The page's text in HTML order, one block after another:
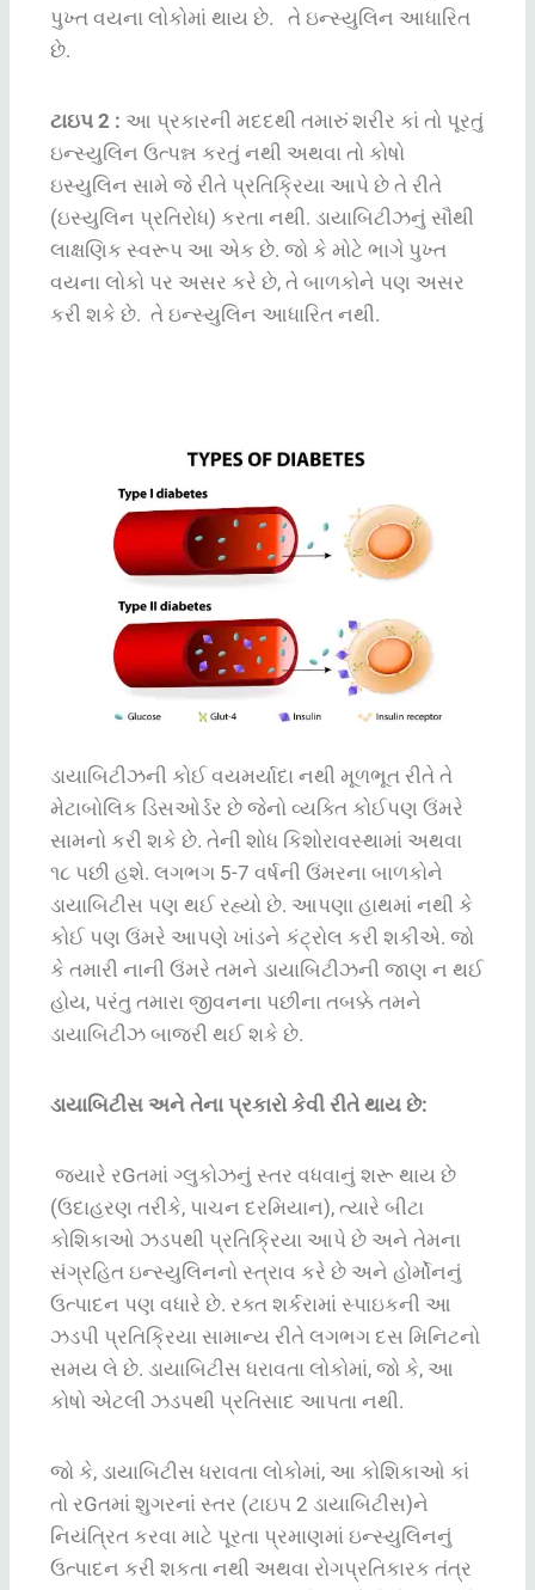
પુખ્ત વયના લોકોમાં થાય છે. તે ઇન્સ્યુલિન આધારિત
છે.
ટાઇપ 2 : આ પ્રકારની મદદથી તમારું શરીર કાં તો પૂરતું
ઇન્સ્યુલિન ઉત્પન્ન કરતું નથી અથવા તો કોષો
ઇસ્યુલિન સામે જે રીતે પ્રતિક્રિયા આપે છે તે રીતે
(ઇસ્યુલિન પ્રતિરોધ) કરતા નથી. ડાયાબિટીઝનું સૌથી
લાક્ષણિક સ્વરૂપ આ એક છે. જો કે મોટે ભાગે પુખ્ત
વયના લોકો પર અસર કરે છે, તે બાળકોને પણ અસર
કરી શકે છે. તે ઇન્સ્યુલિન આધારિત નથી.
ડાયાબિટીઝની કોઈ વયમર્યાદા નથી મૂળભૂત રીતે તે
મેટાબોલિક ડિસઓર્ડર છે જેનો વ્યક્તિ કોઈપણ ઉંમરે
સામનો કરી શકે છે. તેની શોધ કિશોરાવસ્થામાં અથવા
૧૮ પછી હશે. લગભગ 5-7 વર્ષની ઉંમરના બાળકોને
ડાયાબિટીસ પણ થઈ રહ્યો છે. આપણા હાથમાં નથી કે
કોઈ પણ ઉંમરે આપણે ખાંડને કંટ્રોલ કરી શકીએ. જો
કે તમારી નાની ઉંમરે તમને ડાયાબિટીઝની જાણ ન થઈ
હોય, પરંતુ તમારા જીવનના પછીના તબક્કે તમને
ડાયાબિટીઝ બાજરી થઈ શકે છે.
ડાયાબિટીસ અને તેના પ્રકારો કેવી રીતે થાય છે:
જ્યારે રGતમાં ગ્લુકોઝનું સ્તર વધવાનું શરૂ થાય છે
(ઉદાહરણ તરીકે, પાચન દરમિયાન), ત્યારે બીટા
કોશિકાઓ ઝડપથી પ્રતિક્રિયા આપે છે અને તેમના
સંગ્રહિત ઇન્સ્યુલિનનો સ્ત્રાવ કરે છે અને હોર્મોનનું
ઉત્પાદન પણ વધારે છે. રક્ત શર્કરામાં સ્પાઇકની આ
ઝડપી પ્રતિક્રિયા સામાન્ય રીતે લગભગ દસ મિનિટનો
સમય લે છે. ડાયાબિટીસ ધરાવતા લોકોમાં, જો કે, આ
કોષો એટલી ઝડપથી પ્રતિસાદ આપતા નથી.
જો કે, ડાયાબિટીસ ધરાવતા લોકોમાં, આ કોશિકાઓ કાં
તો રGતમાં શુગરનાં સ્તર (ટાઇપ 2 ડાયાબિટીસ)ને
નિયંત્રિત કરવા માટે પૂરતા પ્રમાણમાં ઇન્સ્યુલિનનું
ઉત્પાદન કરી શકતા નથી અથવા રોગપ્રતિકારક તંત્ર